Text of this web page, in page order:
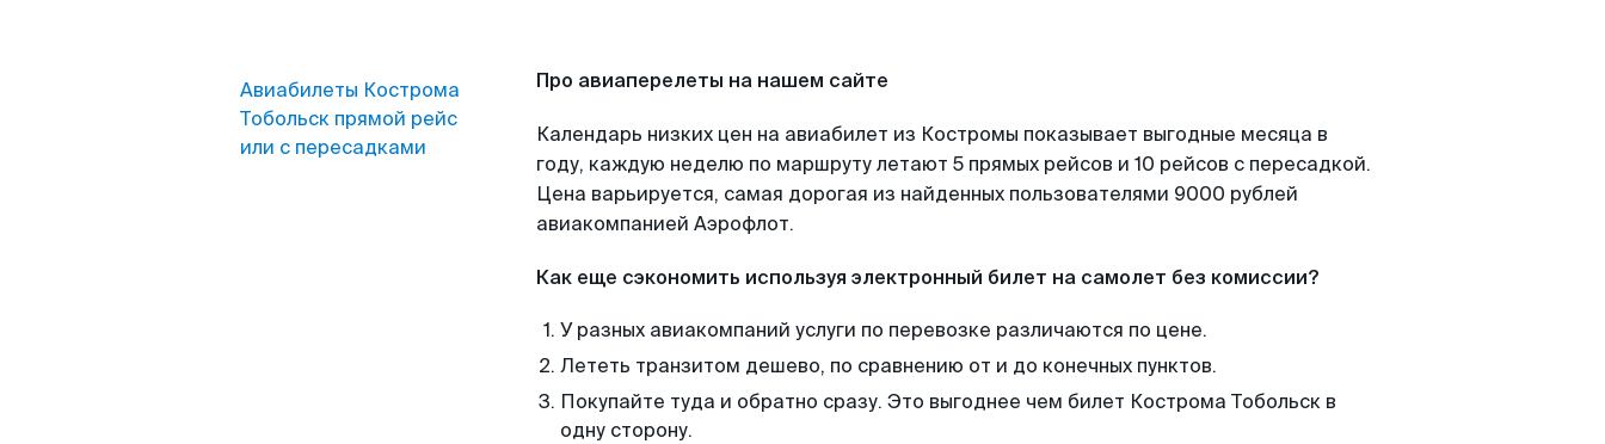
Авиабилеты Кострома
Тобольск прямой рейс
или с пересадками
Про авиаперелеты на нашем сайте
Календарь низких цен на авиабилет из Костромы показывает выгодные месяца в
году, каждую неделю по маршруту летают 5 прямых рейсов и 10 рейсов с пересадкой.
Цена варьируется, самая дорогая из найденных пользователями 9000 рублей
авиакомпанией Аэрофлот.
Как еще сэкономить используя электронный билет на самолет без комиссии?
У разных авиакомпаний услуги по перевозке различаются по цене.
Лететь транзитом дешево, по сравнению от и до конечных пунктов.
Покупайте туда и обратно сразу. Это выгоднее чем билет Кострома Тобольск в
одну сторону.